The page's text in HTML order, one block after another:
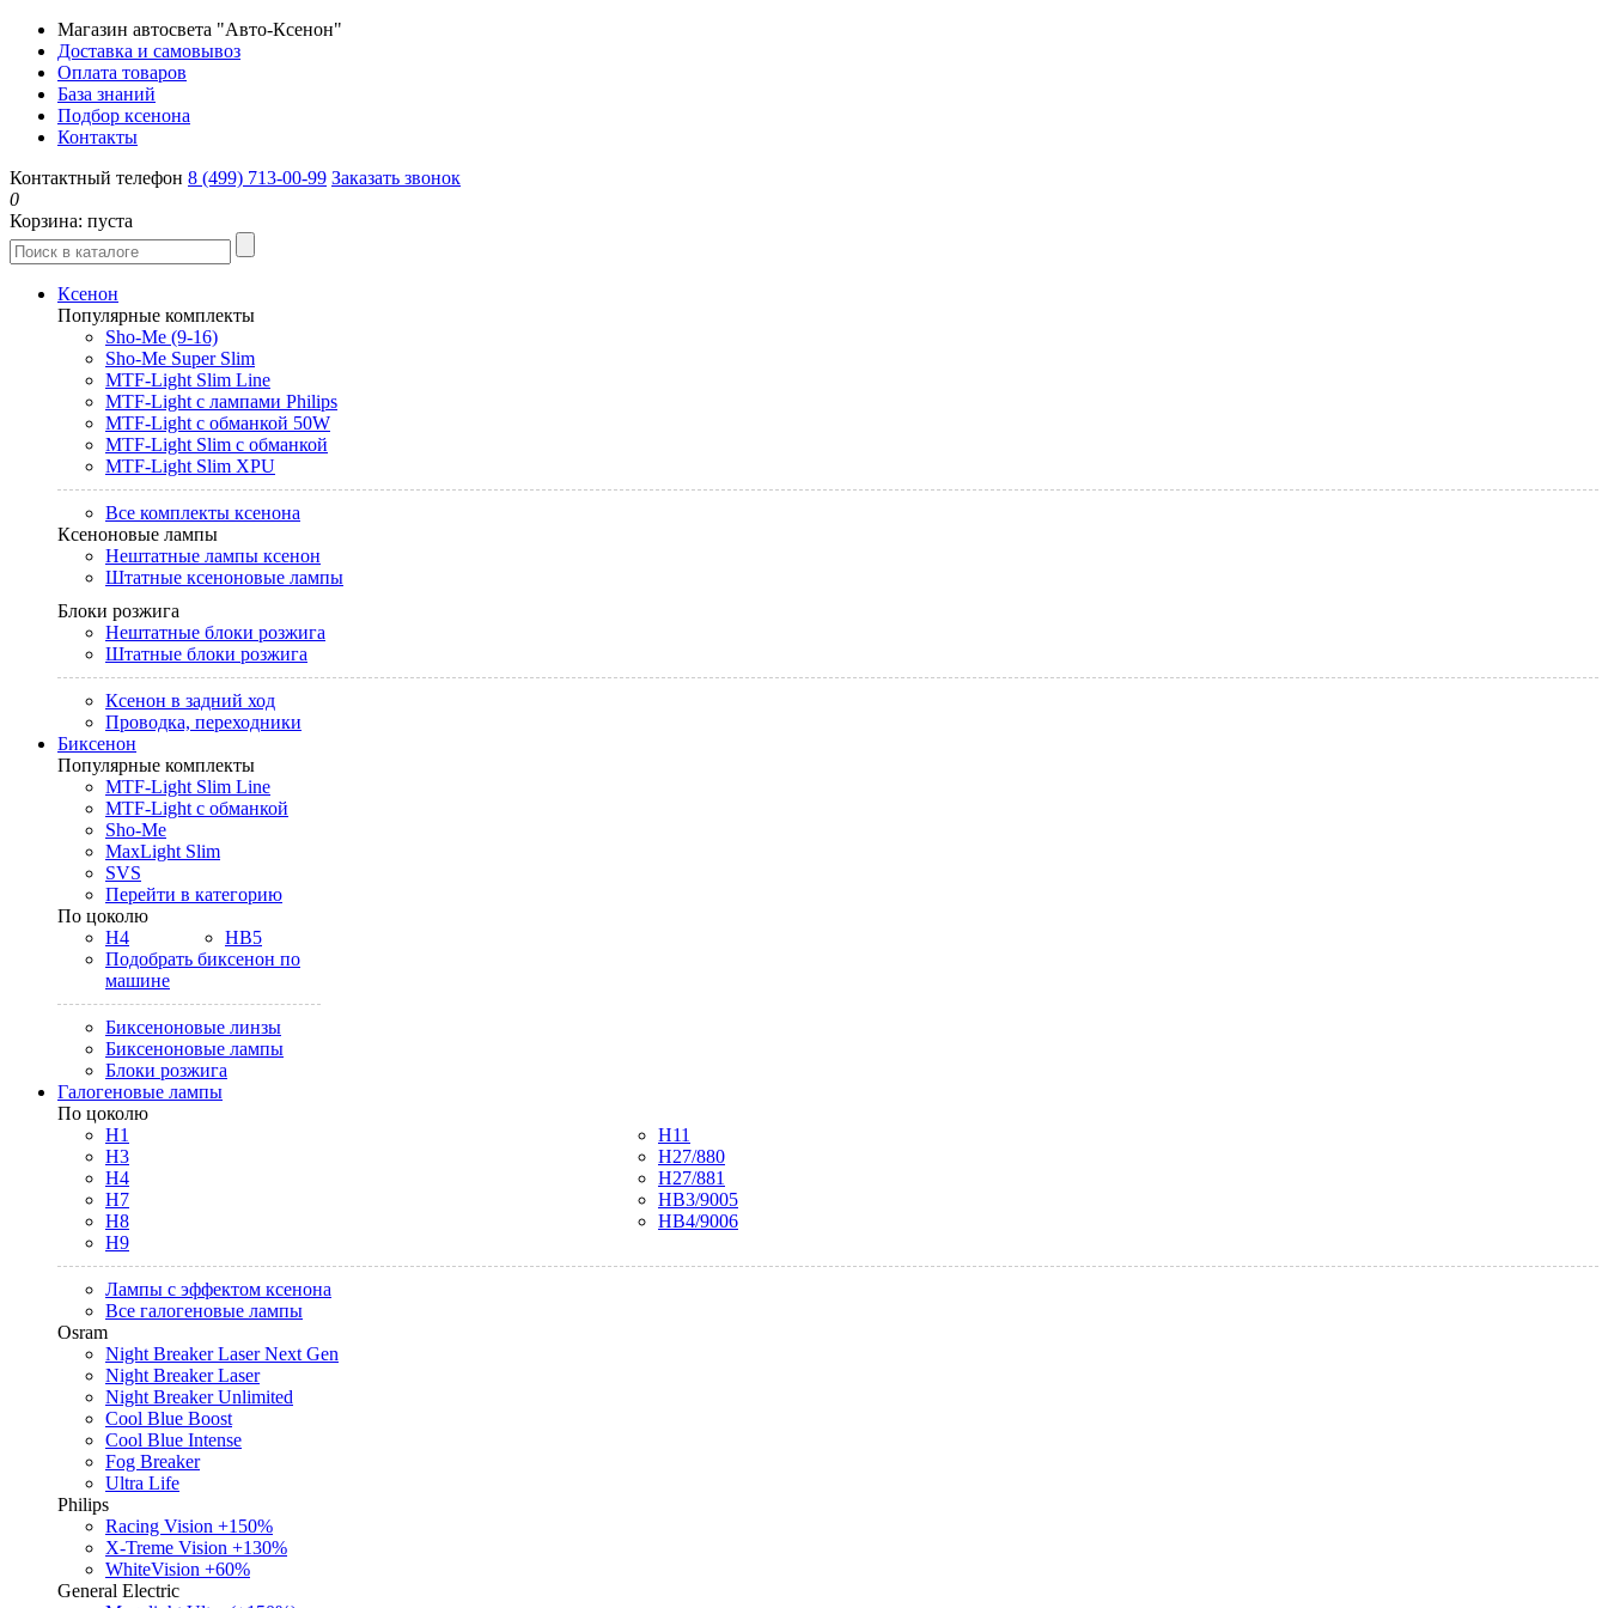
Магазин автосвета "Авто-Ксенон"
Доставка и самовывоз
Оплата товаров
База знаний
Подбор ксенона
Контакты
Контактный телефон 8 (499) 713-00-99 Заказать звонок
0
Корзина: пуста
Ксенон
Популярные комплекты
Sho-Me (9-16)
Sho-Me Super Slim
MTF-Light Slim Line
MTF-Light с лампами Philips
MTF-Light с обманкой 50W
MTF-Light Slim с обманкой
MTF-Light Slim XPU
Все комплекты ксенона
Ксеноновые лампы
Нештатные лампы ксенон
Штатные ксеноновые лампы
Блоки розжига
Нештатные блоки розжига
Штатные блоки розжига
Ксенон в задний ход
Проводка, переходники
Биксенон
Популярные комплекты
MTF-Light Slim Line
MTF-Light с обманкой
Sho-Me
MaxLight Slim
SVS
Перейти в категорию
По цоколю
H4
HB5
Подобрать биксенон по
машине
Биксеноновые линзы
Биксеноновые лампы
Блоки розжига
Галогеновые лампы
По цоколю
H1
H3
H4
H7
H8
H9
H11
H27/880
H27/881
HB3/9005
HB4/9006
Лампы с эффектом ксенона
Все галогеновые лампы
Osram
Night Breaker Laser Next Gen
Night Breaker Laser
Night Breaker Unlimited
Cool Blue Boost
Cool Blue Intense
Fog Breaker
Ultra Life
Philips
Racing Vision +150%
X-Treme Vision +130%
WhiteVision +60%
General Electric